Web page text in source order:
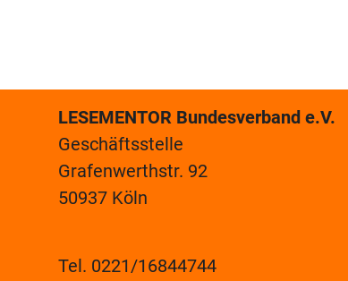
LESEMENTOR Bundesverband e.V.
Geschäftsstelle
Grafenwerthstr. 92
50937 Köln
Tel. 0221/16844744